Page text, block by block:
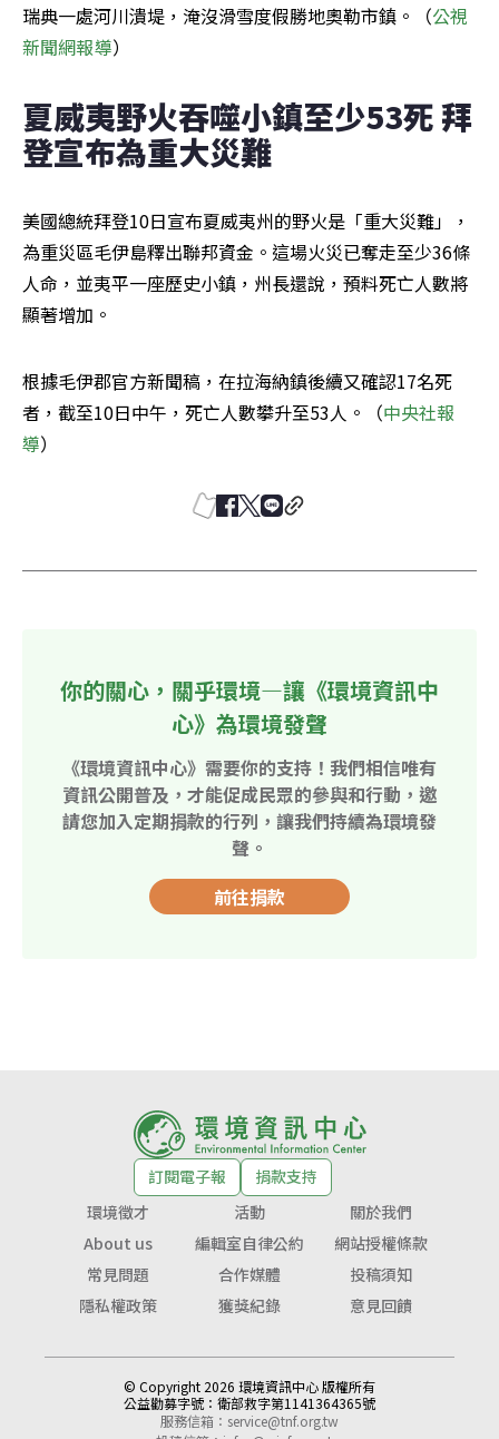
瑞典一處河川潰堤，淹沒滑雪度假勝地奧勒市鎮。（公視
新聞網報導）
夏威夷野火吞噬小鎮至少53死 拜
登宣布為重大災難
美國總統拜登10日宣布夏威夷州的野火是「重大災難」，
為重災區毛伊島釋出聯邦資金。這場火災已奪走至少36條
人命，並夷平一座歷史小鎮，州長還說，預料死亡人數將
顯著增加。
根據毛伊郡官方新聞稿，在拉海納鎮後續又確認17名死
者，截至10日中午，死亡人數攀升至53人。（中央社報
導）
你的關心，關乎環境—讓《環境資訊中
心》為環境發聲
《環境資訊中心》需要你的支持！我們相信唯有
資訊公開普及，才能促成民眾的參與和行動，邀
請您加入定期捐款的行列，讓我們持續為環境發
聲。
前往捐款
訂閱電子報
捐款支持
環境徵才
活動
關於我們
About us
編輯室自律公約
網站授權條款
常見問題
合作媒體
投稿須知
隱私權政策
獲獎紀錄 意見回饋
© Copyright 2026 環境資訊中心 版權所有
公益勸募字號： 衛部救字第1141364365號
服務信箱： service@tnf.org.tw